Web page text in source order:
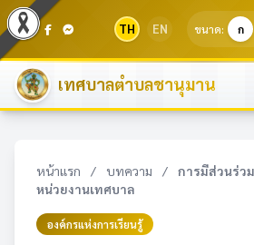
TH EN ขนาด: ก
เทศบาลตำบลชานุมาน
หน้าแรก / บทความ /
การมีส่วนร่ว
หน่วยงานเทศบาล
องค์กรแห่งการเรียนรู้